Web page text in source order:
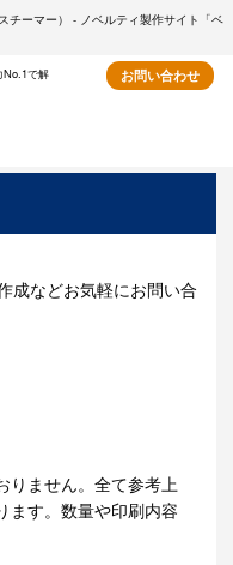
チーマー） - ノベルティ製作サイト「ベ
No.1で解
お問い合わせ
成などお気軽にお問い合
りません。全て参考上
ます。数量や印刷内容